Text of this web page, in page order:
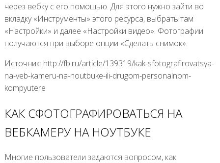
через вебку с его помощью. Для этого нужно зайти во
вкладку «Инструменты» этого ресурса, выбрать там
«Настройки» и далее «Настройки видео». Фотографии
получаются при выборе опции «Сделать снимок».
Источник: http://fb.ru/article/139319/kak-sfotografirovatsya-
na-veb-kameru-na-noutbuke-ili-drugom-personalnom-
kompyutere
КАК СФОТОГРАФИРОВАТЬСЯ НА
ВЕБКАМЕРУ НА НОУТБУКЕ
Многие пользователи задаются вопросом, как